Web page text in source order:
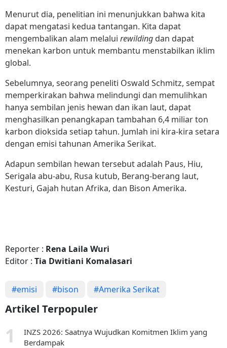
Menurut dia, penelitian ini menunjukkan bahwa kita
dapat mengatasi kedua tantangan. Kita dapat
mengembalikan alam melalui rewilding dan dapat
menekan karbon untuk membantu menstabilkan iklim
global.
Sebelumnya, seorang peneliti Oswald Schmitz, sempat
memperkirakan bahwa melindungi dan memulihkan
hanya sembilan jenis hewan dan ikan laut, dapat
menghasilkan penangkapan tambahan 6,4 miliar ton
karbon dioksida setiap tahun. Jumlah ini kira-kira setara
dengan emisi tahunan Amerika Serikat.
Adapun sembilan hewan tersebut adalah Paus, Hiu,
Serigala abu-abu, Rusa kutub, Berang-berang laut,
Kesturi, Gajah hutan Afrika, dan Bison Amerika.
Reporter : Rena Laila Wuri
Editor : Tia Dwitiani Komalasari
#emisi #bison #Amerika Serikat
Artikel Terpopuler
INZS 2026: Saatnya Wujudkan Komitmen Iklim yang
Berdampak